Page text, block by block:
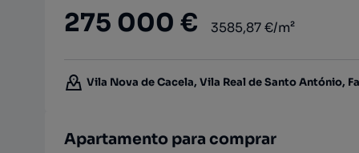
275 000 € 3585,87 €/m²
Vila Nova de Cacela, Vila Real de Santo António,
Apartamento para comprar